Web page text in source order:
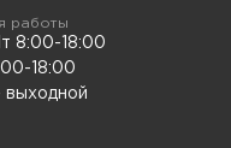
работы
8:00-18:00
18:00
выходной